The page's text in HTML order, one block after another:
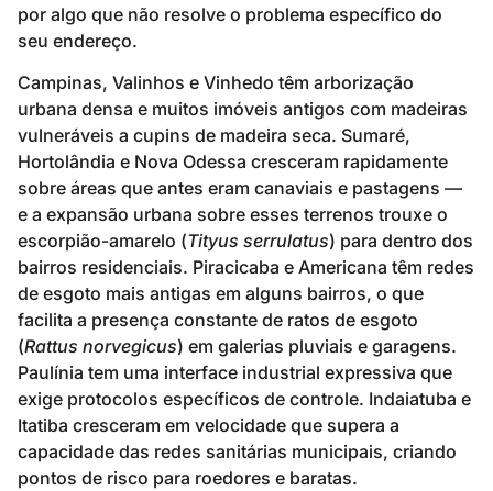
por algo que não resolve o problema específico do
seu endereço.
Campinas, Valinhos e Vinhedo têm arborização
urbana densa e muitos imóveis antigos com madeiras
vulneráveis a cupins de madeira seca. Sumaré,
Hortolândia e Nova Odessa cresceram rapidamente
sobre áreas que antes eram canaviais e pastagens —
e a expansão urbana sobre esses terrenos trouxe o
escorpião-amarelo (Tityus serrulatus) para dentro dos
bairros residenciais. Piracicaba e Americana têm redes
de esgoto mais antigas em alguns bairros, o que
facilita a presença constante de ratos de esgoto
(Rattus norvegicus) em galerias pluviais e garagens.
Paulínia tem uma interface industrial expressiva que
exige protocolos específicos de controle. Indaiatuba e
Itatiba cresceram em velocidade que supera a
capacidade das redes sanitárias municipais, criando
pontos de risco para roedores e baratas.